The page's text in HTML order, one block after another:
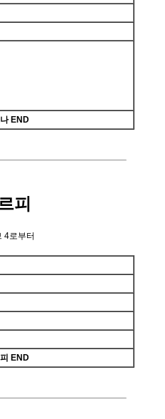
END
피
4로부터
END